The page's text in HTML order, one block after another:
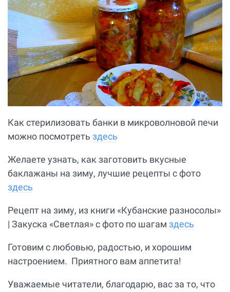
Как стерилизовать банки в микроволновой печи
можно посмотреть здесь
Желаете узнать, как заготовить вкусные
баклажаны на зиму, лучшие рецепты с фото
здесь
Рецепт на зиму, из книги «Кубанские разносолы»
| Закуска «Светлая» с фото по шагам здесь
Готовим с любовью, радостью, и хорошим
настроением. Приятного вам аппетита!
Уважаемые читатели, благодарю, вас за то, что